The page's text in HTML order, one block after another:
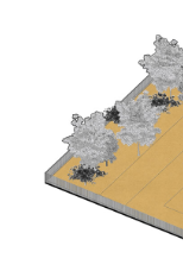
Saint